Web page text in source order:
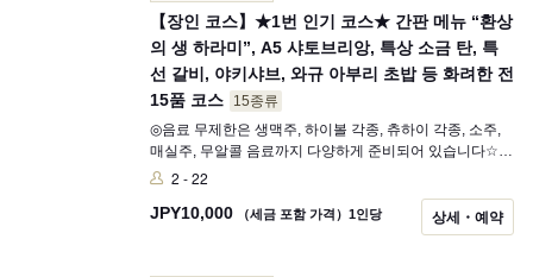
【장인 코스】★1번 인기 코스★ 간판 메뉴 “환상
의 생 하라미”, A5 샤토브리앙, 특상 소금 탄, 특
선 갈비, 야키샤브, 와규 아부리 초밥 등 화려한 전
15품 코스
15종류
◎음료 무제한은 생맥주, 하이볼 각종, 츄하이 각종, 소주,
매실주, 무알콜 음료까지 다양하게 준비되어 있습니다☆
하이볼에 사용하는 위스키는 카쿠 하이볼입니다!! ➕2,000
엄 일본주 무제한 추가 가능합니다
2 - 22
JPY10,000 （세금 포함 가격）1인당 상세・예약